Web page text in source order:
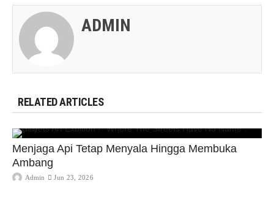
ADMIN
RELATED ARTICLES
Menjaga Api Tetap Menyala Hingga Membuka
Ambang
Admin Jun 23, 2026